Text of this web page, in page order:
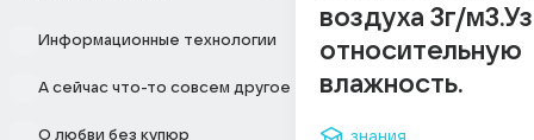
Информационные технологии
А сейчас что-то совсем другое
О любви без купюр
воздуха 3г/
относительную
влажность.